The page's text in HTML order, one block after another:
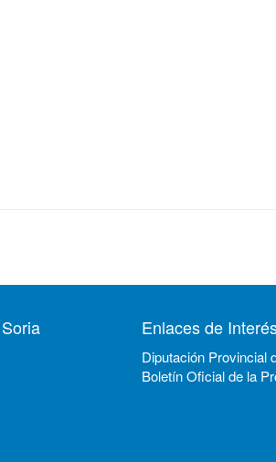
Enlaces de
Diputación Provincial
Boletín Oficial de la